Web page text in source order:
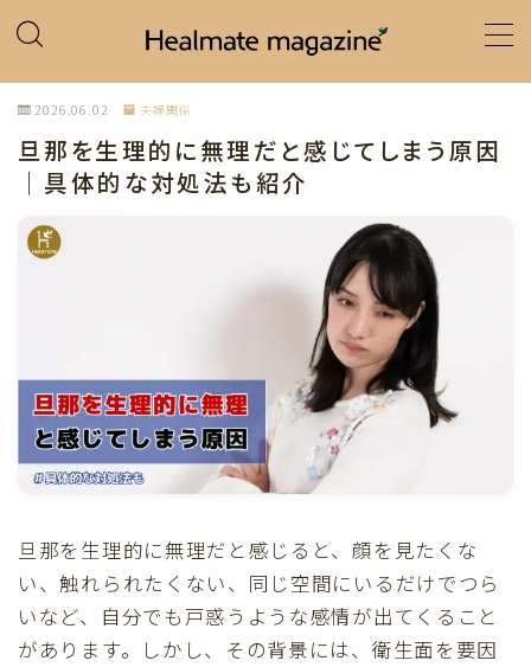
MENU
ホーム
カテゴリー
2026.06.02 夫婦関係
旦那を生理的に無理だと感じてしまう原因
｜具体的な対処法も紹介
旦那を生理的に無理だと感じると、顔を見たくな
い、触れられたくない、同じ空間にいるだけでつら
いなど、自分でも戸惑うような感情が出てくること
があります。しかし、その背景には、衛生面を要因